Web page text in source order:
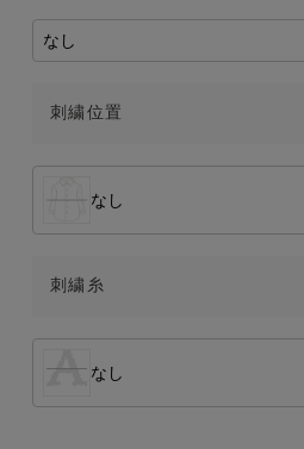
なし
刺繍位置
なし
刺繍糸
なし